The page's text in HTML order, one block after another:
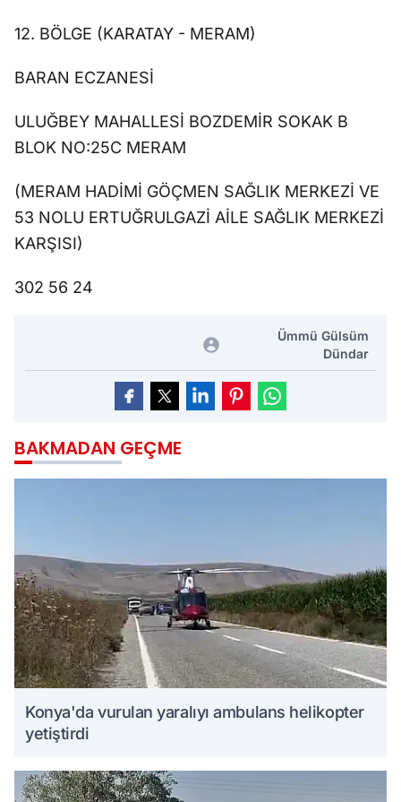
12. BÖLGE (KARATAY - MERAM)
BARAN ECZANESİ
ULUĞBEY MAHALLESİ BOZDEMİR SOKAK B
BLOK NO:25C MERAM
(MERAM HADİMİ GÖÇMEN SAĞLIK MERKEZİ VE
53 NOLU ERTUĞRULGAZİ AİLE SAĞLIK MERKEZİ
KARŞISI)
302 56 24
Ümmü Gülsüm
Dündar
BAKMADAN GEÇME
Konya'da vurulan yaralıyı ambulans helikopter
yetiştirdi